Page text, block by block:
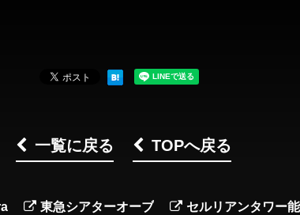
一覧に戻る TOPへ戻る
東急シアターオーブ セルリアンタワー